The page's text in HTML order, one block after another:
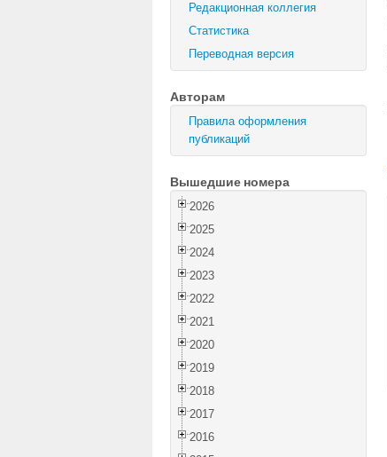
Редакционная коллегия
Статистика
Переводная версия
Авторам
Правила оформления
публикаций
Вышедшие номера
2026
2025
2024
2023
2022
2021
2020
2019
2018
2017
2016